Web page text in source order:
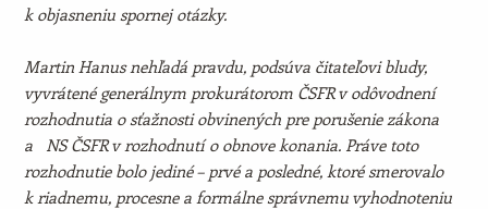
k objasneniu spornej otázky.
Martin Hanus nehľadá pravdu, podsúva čitateľovi bludy,
vyvrátené generálnym prokurátorom ČSFR v odôvodnení
rozhodnutia o sťažnosti obvinených pre porušenie zákona
a NS ČSFR v rozhodnutí o obnove konania. Práve toto
rozhodnutie bolo jediné – prvé a posledné, ktoré smerovalo
k riadnemu, procesne a formálne správnemu vyhodnoteniu